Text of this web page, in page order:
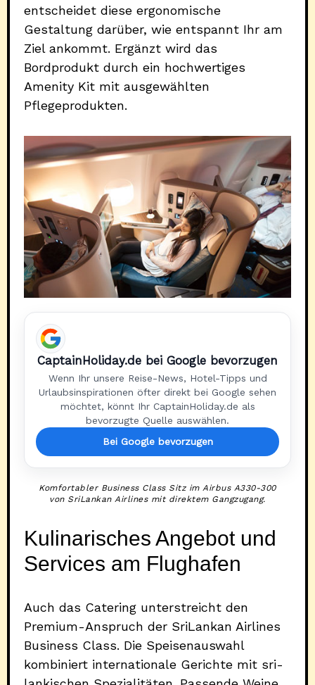
entscheidet diese ergonomische
Gestaltung darüber, wie entspannt Ihr am
Ziel ankommt. Ergänzt wird das
Bordprodukt durch ein hochwertiges
Amenity Kit mit ausgewählten
Pflegeprodukten.
CaptainHoliday.de bei Google bevorzugen
Wenn Ihr unsere Reise-News, Hotel-Tipps und
Urlaubsinspirationen öfter direkt bei Google sehen
möchtet, könnt Ihr CaptainHoliday.de als
bevorzugte Quelle auswählen.
Bei Google bevorzugen
Komfortabler Business Class Sitz im Airbus A330-300
von SriLankan Airlines mit direktem Gangzugang.
Kulinarisches Angebot und
Services am Flughafen
Auch das Catering unterstreicht den
Premium-Anspruch der SriLankan Airlines
Business Class. Die Speisenauswahl
kombiniert internationale Gerichte mit sri-